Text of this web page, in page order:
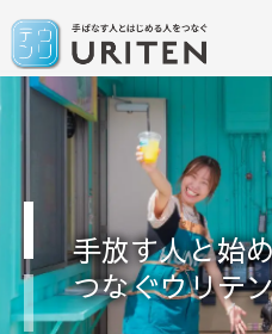
居抜き物件専
ン沖縄」
手放す人と始める人をつなぐウリテン
手放す人と始
つなぐウリテ
次のステップ
ウリテンだか
を。